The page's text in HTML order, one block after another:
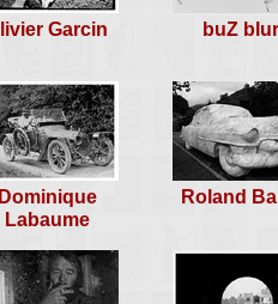
Garcin buZ
Dominique
Labaume
Roland